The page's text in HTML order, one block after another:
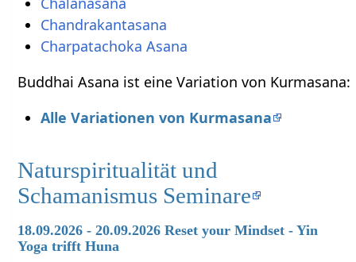
Chandrakantasana
Charpatachoka Asana
Buddhai Asana ist eine Variation von Kurmasana:
Alle Variationen von Kurmasana
Naturspiritualität und
Schamanismus Seminare
18.09.2026 - 20.09.2026 Reset your Mindset - Yin
Yoga trifft Huna